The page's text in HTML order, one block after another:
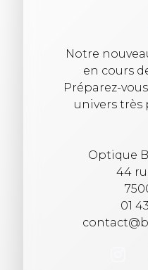
Notre
en cours
Préparez-
univers
Optique
44
01